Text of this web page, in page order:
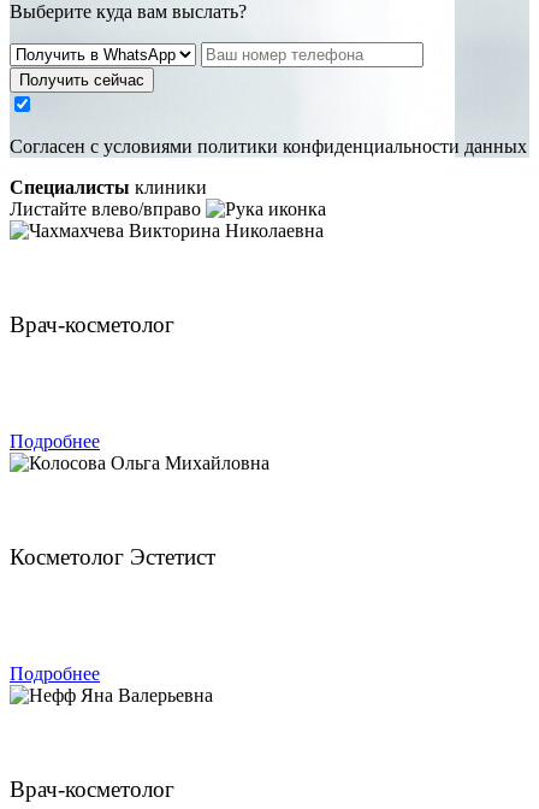
Выберите куда вам выслать?
Получить сейчас
Cогласен с условиями политики конфиденциальности данных
Специалисты клиники
Листайте влево/вправо
Врач-косметолог
Подробнее
Косметолог Эстетист
Подробнее
Врач-косметолог